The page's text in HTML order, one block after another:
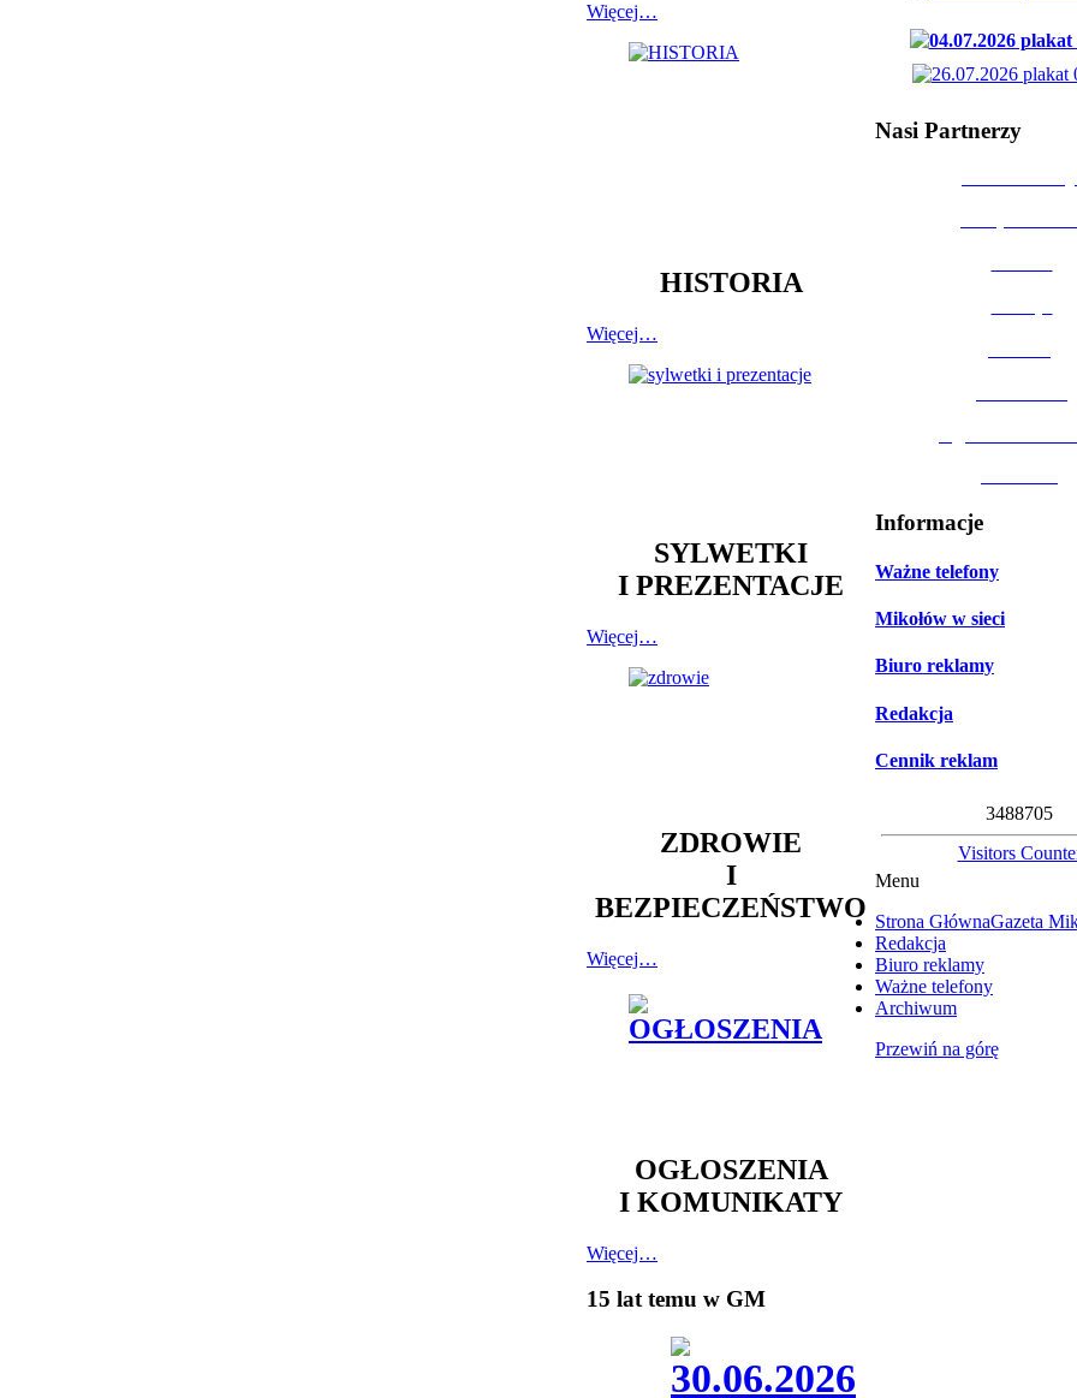
Więcej…
HISTORIA
Więcej…
SYLWETKI
I PREZENTACJE
Więcej…
ZDROWIE
I
BEZPIECZEŃSTWO
Więcej…
OGŁOSZENIA
I KOMUNIKATY
Więcej…
15 lat temu w GM
Nasi Partnerzy
Informacje
Ważne telefony
Mikołów w sieci
Biuro reklamy
Redakcja
Cennik reklam
3488705
Visitors
Menu
Strona GłównaGazeta
Redakcja
Biuro reklamy
Ważne telefony
Archiwum
Przewiń na górę